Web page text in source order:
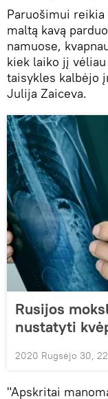
Paruošimui
maltą kavą
namuose,
kiek laiko jį
taisykles kalbėjo
Julija Zaiceva.
Rusijos
nustatyti
2020 Rugsėjo 30,
"Apskritai